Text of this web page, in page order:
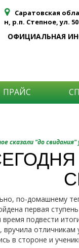
Саратовская
н, р.п. Степное, ул.
ОФИЦИАЛЬНАЯ
ПРАЙС
сказали "до свидания"
по-домашнему
первая
время подвести
вручила
в стороне и